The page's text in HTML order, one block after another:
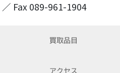
／ Fax 089-961-1904
買取品目
アクセス